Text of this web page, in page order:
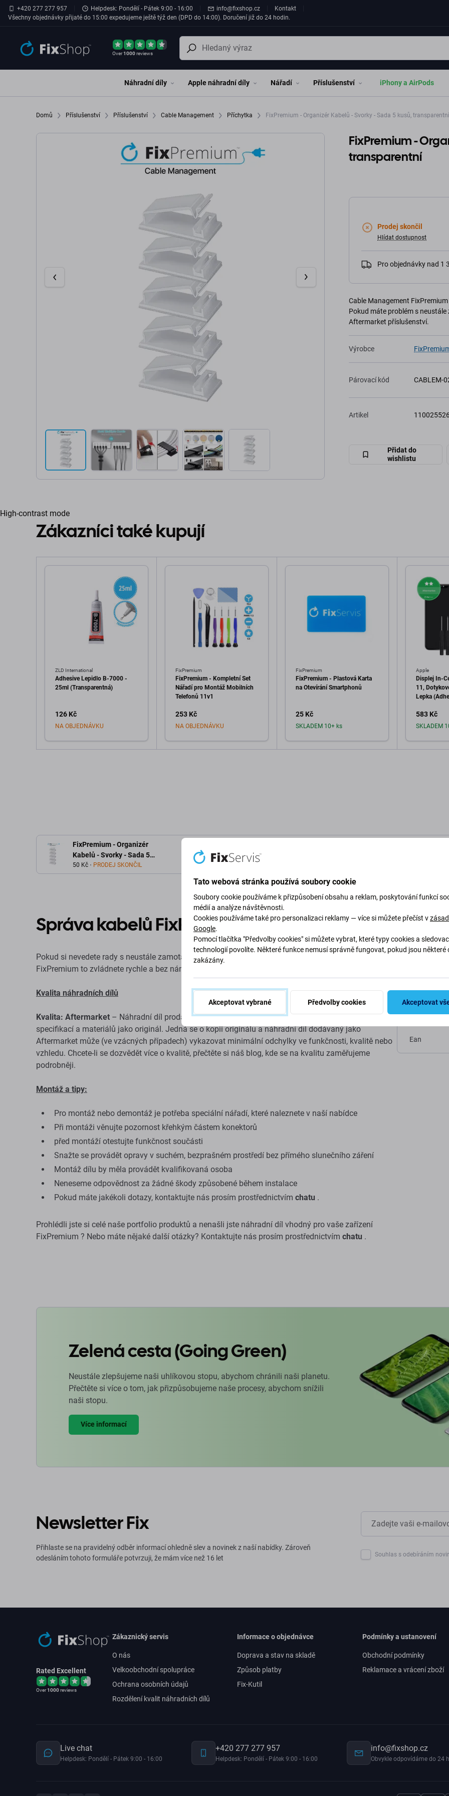
Přeskočit na hlavní obsah
+420 277 277 957 Helpdesk: Pondělí - Pátek 9:00 - 16:00 info@fixshop.cz
Kontakt
Všechny objednávky přijaté do 15:00 expedujeme ještě týž den (DPD do 14:00). Doručení již do 24 hodin.
Over1000reviews
Náhradní díly Apple náhradní díly Nářadí Příslušenství iPhony a AirPods
Domů Příslušenství Příslušenství Cable Management Příchytka FixPremium - Organizér Kabelů - Svorky - Sada 5 kusů, transparentní
FixPremium -
transparentní
Prodej skončil
Hlídat dostupnost
Pro objednávky nad 1
Cable Management
Pokud máte problém s
Aftermarket příslušenství.
Výrobce
Párovací kód CABLEM-
Artikel
Přidat do
wishlistu
High-contrast mode
Zákazníci také kupují
ZLD International
Adhesive Lepidlo B-7000 -
25ml (Transparentná)
126 Kč
NA OBJEDNÁVKU
FixPremium
FixPremium - Kompletní Set
Nářadí pro Montáž Mobilních
Telefonů 11v1
253 Kč
NA OBJEDNÁVKU
FixPremium
FixPremium - Plastová Karta
na Otevírání Smartphonů
25 Kč
SKLADEM 10+ ks
Apple
Displej In-
11,
Lepka
583 Kč
SKLADEM
FixPremium - Organizér
Kabelů - Svorky - Sada 5
kusů, transparentní
50 Kč PRODEJ SKONČIL
Správa kabelů FixPremium
Pokud si nevedete rady s neustále zamotanými kabely a chcete si udržet pořádek na stole? Díky
FixPremium to zvládnete rychle a bez námahy.
Kvalita náhradních dílů
Kvalita: Aftermarket – Náhradní díl prodávaný jako Aftermarket je vyroben podle stejných standardů,
specifikací a materiálů jako originál. Jedná se o kopii originálu a náhradní díl dodávaný jako
Aftermarket může (ve vzácných případech) vykazovat minimální odchylky ve funkčnosti, kvalitě nebo
vzhledu. Chcete-li se dozvědět více o kvalitě, přečtěte si náš blog, kde se na kvalitu zaměřujeme
podrobněji.
Montáž a tipy:
Pro montáž nebo demontáž je potřeba speciální nářadí, které naleznete v naší nabídce
Při montáži věnujte pozornost křehkým částem konektorů
před montáží otestujte funkčnost součásti
Snažte se provádět opravy v suchém, bezprašném prostředí bez přímého slunečního záření
Montáž dílu by měla provádět kvalifikovaná osoba
Neneseme odpovědnost za žádné škody způsobené během instalace
Pokud máte jakékoli dotazy, kontaktujte nás prosím prostřednictvím chatu .
Prohlédli jste si celé naše portfolio produktů a nenašli jste náhradní díl vhodný pro vaše zařízení
FixPremium ? Nebo máte nějaké další otázky? Kontaktujte nás prosím prostřednictvím chatu .
Ean
Zelená cesta (Going Green)
Neustále zlepšujeme naši uhlíkovou stopu, abychom chránili naši planetu.
Přečtěte si více o tom, jak přizpůsobujeme naše procesy, abychom snížili
naši stopu.
Více informací
Newsletter Fix
Přihlaste se na pravidelný odběr informací ohledně slev a novinek z naší nabídky. Zároveň
odesláním tohoto formuláře potvrzuji, že mám více než 16 let
Souhlas s odebíráním
Rated Excellent
Over1000reviews
Zákaznický servis
O nás
Velkoobchodní spolupráce
Ochrana osobních údajů
Rozdělení kvalit náhradních dílů
Informace o objednávce
Doprava a stav na skladě
Způsob platby
Fix-Kutil
Podmínky a ustanovení
Obchodní podmínky
Reklamace a vrácení zboží
Live chat
Helpdesk: Pondělí - Pátek 9:00 - 16:00
+420 277 277 957
Helpdesk: Pondělí - Pátek 9:00 - 16:00
info@fixshop.cz
Obvykle odpovídáme do 24
Tato webová stránka používá soubory cookie
Soubory cookie používáme k přizpůsobení obsahu a reklam, poskytování funkcí
médií a analýze návštěvnosti.
Cookies používáme také pro personalizaci reklamy — více si můžete přečíst v
Google.
Pomocí tlačítka "Předvolby cookies" si můžete vybrat, které typy cookies a
technologií povolíte. Některé funkce nemusí správně fungovat, pokud jsou některé
zakázány.
Akceptovat vybrané Předvolby cookies Akceptovat